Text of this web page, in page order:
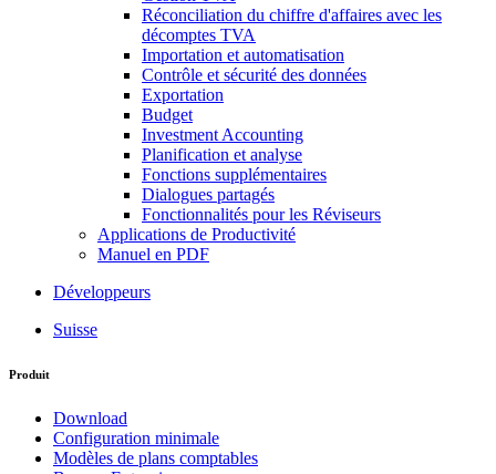
Réconciliation du chiffre d'affaires avec les
décomptes TVA
Importation et automatisation
Contrôle et sécurité des données
Exportation
Budget
Investment Accounting
Planification et analyse
Fonctions supplémentaires
Dialogues partagés
Fonctionnalités pour les Réviseurs
Applications de Productivité
Manuel en PDF
Développeurs
Suisse
Produit
Download
Configuration minimale
Modèles de plans comptables